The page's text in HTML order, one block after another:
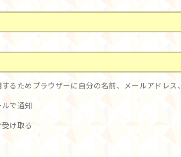
るためブラウザーに自分の名前、メールアドレス
で通知
け取る